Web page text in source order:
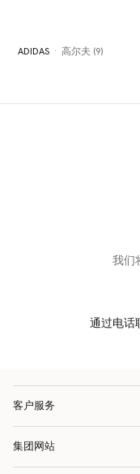
ADIDAS 高尔夫 (9)
我们
通过电话
客户服务
集团网站